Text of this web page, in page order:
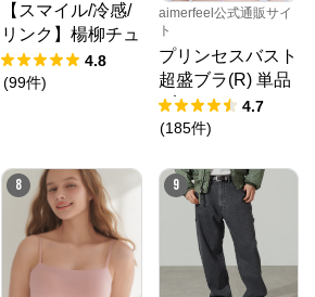
【スマイル/冷感/
リンク】楊柳チュ
ニック
4.8
(99件)
aimerfeel公式通販サイ
ト
プリンセスバスト
超盛ブラ(R) 単品
ブラジャー4.7
(185件)
8 9